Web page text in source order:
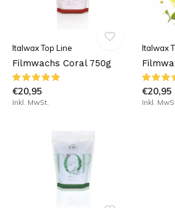
Italwax Top Line
Filmwachs Coral 750g
€20,95
Inkl. MwSt.
Italwax
€20,95
Inkl.